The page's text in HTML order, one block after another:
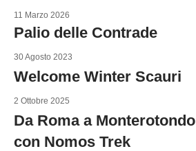
11 Marzo 2026
Palio delle Contrade
30 Agosto 2023
Welcome Winter Scauri
2 Ottobre 2025
Da Roma a Monterotondo
con Nomos Trek